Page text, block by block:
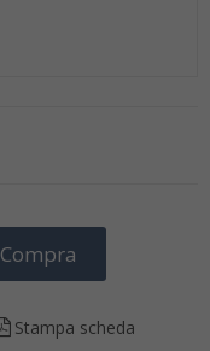
Compra
Stampa scheda